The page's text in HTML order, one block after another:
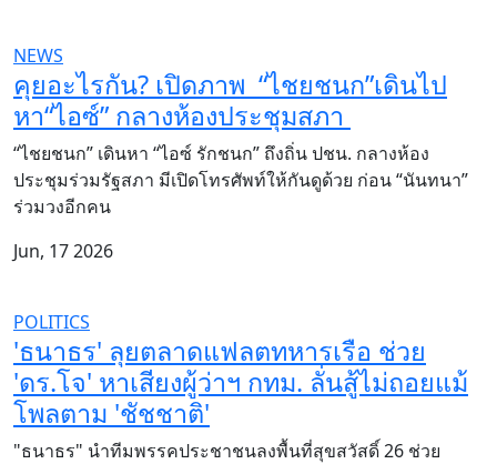
NEWS
คุยอะไรกัน? เปิดภาพ “ไชยชนก”เดินไป
หา“ไอซ์” กลางห้องประชุมสภา
“ไชยชนก” เดินหา “ไอซ์ รักชนก” ถึงถิ่น ปชน. กลางห้อง
ประชุมร่วมรัฐสภา มีเปิดโทรศัพท์ให้กันดูด้วย ก่อน “นันทนา”
ร่วมวงอีกคน
Jun, 17 2026
POLITICS
'ธนาธร' ลุยตลาดแฟลตทหารเรือ ช่วย
'ดร.โจ' หาเสียงผู้ว่าฯ กทม. ลั่นสู้ไม่ถอยแม้
โพลตาม 'ชัชชาติ'
"ธนาธร" นำทีมพรรคประชาชนลงพื้นที่สุขสวัสดิ์ 26 ช่วย